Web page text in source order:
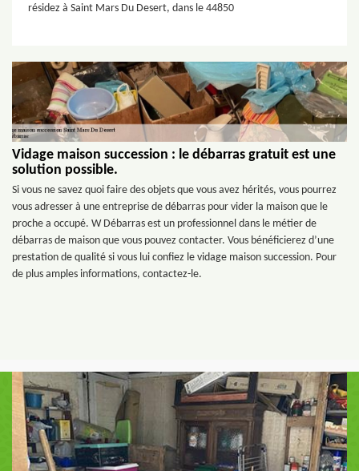
résidez à Saint Mars Du Desert, dans le 44850
Vidage maison succession : le débarras gratuit est une
solution possible.
Si vous ne savez quoi faire des objets que vous avez hérités, vous pourrez
vous adresser à une entreprise de débarras pour vider la maison que le
proche a occupé. W Débarras est un professionnel dans le métier de
débarras de maison que vous pouvez contacter. Vous bénéficierez d’une
prestation de qualité si vous lui confiez le vidage maison succession. Pour
de plus amples informations, contactez-le.